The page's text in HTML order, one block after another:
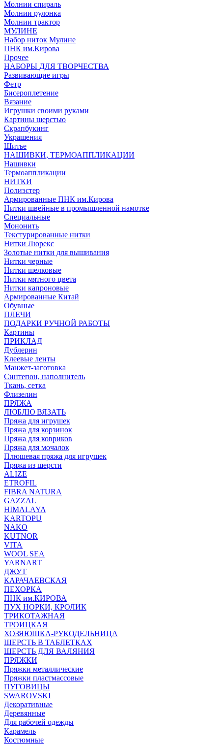
Молнии спираль
Молнии рулонка
Молнии трактор
МУЛИНЕ
Набор ниток Мулине
ПНК им.Кирова
Прочее
НАБОРЫ ДЛЯ ТВОРЧЕСТВА
Развивающие игры
Фетр
Бисероплетение
Вязание
Игрушки своими руками
Картины шерстью
Скрапбукинг
Украшения
Шитье
НАШИВКИ, ТЕРМОАППЛИКАЦИИ
Нашивки
Термоаппликации
НИТКИ
Полиэстер
Армированные ПНК им.Кирова
Нитки швейные в промышленной намотке
Специальные
Мононить
Текстурированные нитки
Нитки Люрекс
Золотые нитки для вышивания
Нитки черные
Нитки шелковые
Нитки мятного цвета
Нитки капроновые
Армированные Китай
Обувные
ПЛЕЧИ
ПОДАРКИ РУЧНОЙ РАБОТЫ
Картины
ПРИКЛАД
Дублерин
Клеевые ленты
Манжет-заготовка
Синтепон, наполнитель
Ткань, сетка
Флизелин
ПРЯЖА
ЛЮБЛЮ ВЯЗАТЬ
Пряжа для игрушек
Пряжа для корзинок
Пряжа для ковриков
Пряжа для мочалок
Плюшевая пряжа для игрушек
Пряжа из шерсти
ALIZE
ETROFIL
FIBRA NATURA
GAZZAL
HIMALAYA
KARTOPU
NAKO
KUTNOR
VITA
WOOL SEA
YARNART
ДЖУТ
КАРАЧАЕВСКАЯ
ПЕХОРКА
ПНК им.КИРОВА
ПУХ НОРКИ, КРОЛИК
ТРИКОТАЖНАЯ
ТРОИЦКАЯ
ХОЗЯЮШКА-РУКОДЕЛЬНИЦА
ШЕРСТЬ В ТАБЛЕТКАХ
ШЕРСТЬ ДЛЯ ВАЛЯНИЯ
ПРЯЖКИ
Пряжки металлические
Пряжки пластмассовые
ПУГОВИЦЫ
SWAROVSKI
Декоративные
Деревянные
Для рабочей одежды
Карамель
Костюмные